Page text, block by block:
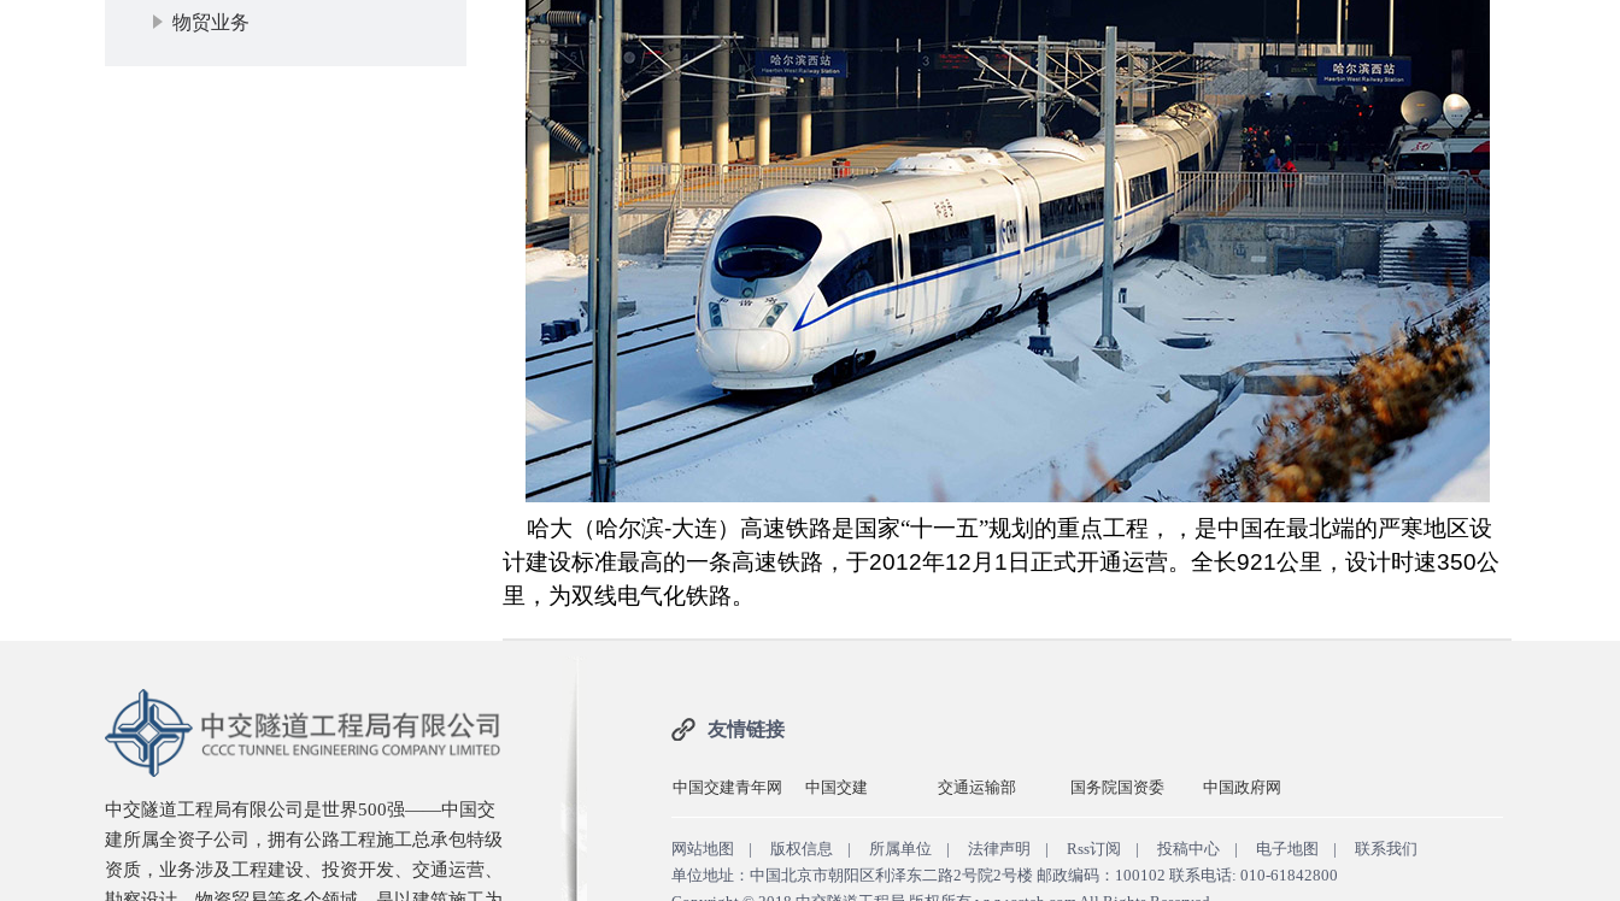
物贸业务
哈大（哈尔滨-大连）高速铁路是国家“十一五”规划的重点工程，，是中国在最北端的严寒地区设
计建设标准最高的一条高速铁路，于2012年12 月 1 日正式开通运营。全长921公里，设计时速350公
里，为双线电气化铁路。
中交隧道工程局有限公司是世界500强——中国交
建所属全资子公司，拥有公路工程施工总承包特级
资质，业务涉及工程建设、投资开发、交通运营、
友情链接
中国交建青年网 中国交建 交通运输部 国务院国资委 中国政府网
网站地图 | 版权信息 | 所属单位 | 法律声明 | Rss订阅 | 投稿中心 | 电子地图 |
联系我们
单位地址：中国北京市朝阳区利泽东二路2号院2号楼 邮政编码：100102 联系电话: 010-61842800